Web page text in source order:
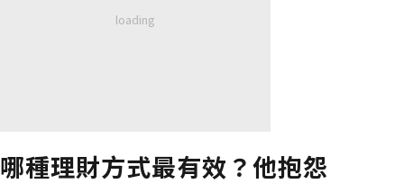
哪種理財方式最有效？他抱怨